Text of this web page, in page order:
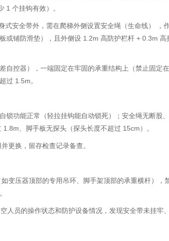
1 个挂钩有效）。
安全带外，需在爬梯外侧设置安全绳（生命线） ，
或铺防滑垫），且外侧设 1.2m 高防护栏杆 + 0.3m 高
控器），一端固定在牢固的承重结构上（禁止固定
过 1.5m。
功能正常（轻拉挂钩能自动锁死）；安全绳无断股
、脚手板无探头（探头长度不超过 15cm）。
更换，留存检查记录备查。
变压器顶部的专用吊环、脚手架顶部的承重横杆），
人员的操作状态和防护设备情况，发现安全带未挂牢